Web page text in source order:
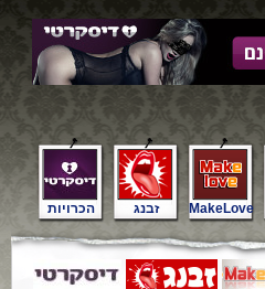
הכרויות זבנג MakeLove